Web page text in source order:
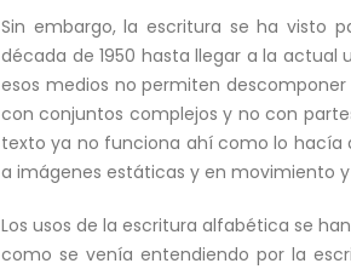
Sin embargo, la escritura se ha visto
década de 1950 hasta llegar a la
esos medios no permiten
con conjuntos complejos y no con
texto ya no funciona ahí como lo hacía
a imágenes estáticas y en movimiento y
Los usos de la escritura alfabética se
como se venía entendiendo por la